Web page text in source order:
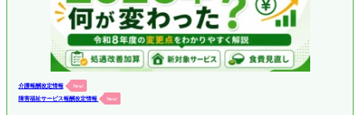
介護報酬改定情報 New!
障害福祉サービス報酬改定情報 New!